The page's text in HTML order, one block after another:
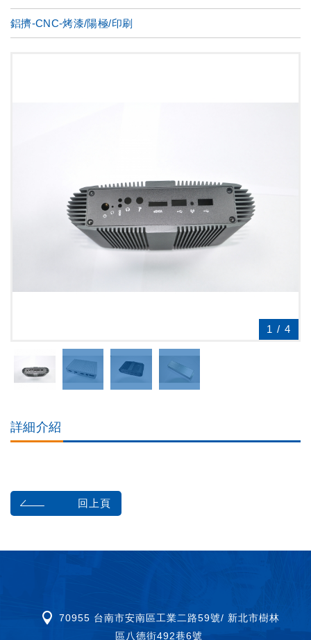
鋁擠-CNC-烤漆/陽極/印刷
1 / 4
詳細介紹
回上頁
70955 台南市安南區工業二路59號/ 新北市樹林
區八德街492巷6號